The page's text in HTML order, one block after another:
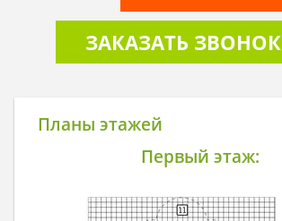
ЗАКАЗАТЬ ЗВОНОК
Планы этажей
Первый этаж: